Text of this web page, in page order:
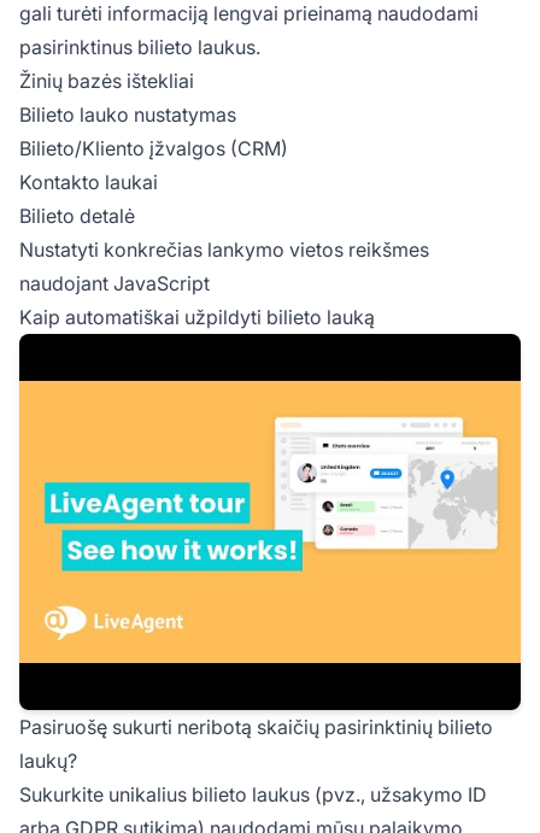
gali turėti informaciją lengvai prieinamą naudodami
pasirinktinus bilieto laukus.
Žinių bazės ištekliai
Bilieto lauko nustatymas
Bilieto/Kliento įžvalgos (CRM)
Kontakto laukai
Bilieto detalė
Nustatyti konkrečias lankymo vietos reikšmes
naudojant JavaScript
Kaip automatiškai užpildyti bilieto lauką
Pasiruošę sukurti neribotą skaičių pasirinktinių bilieto
laukų?
Sukurkite unikalius bilieto laukus (pvz., užsakymo ID